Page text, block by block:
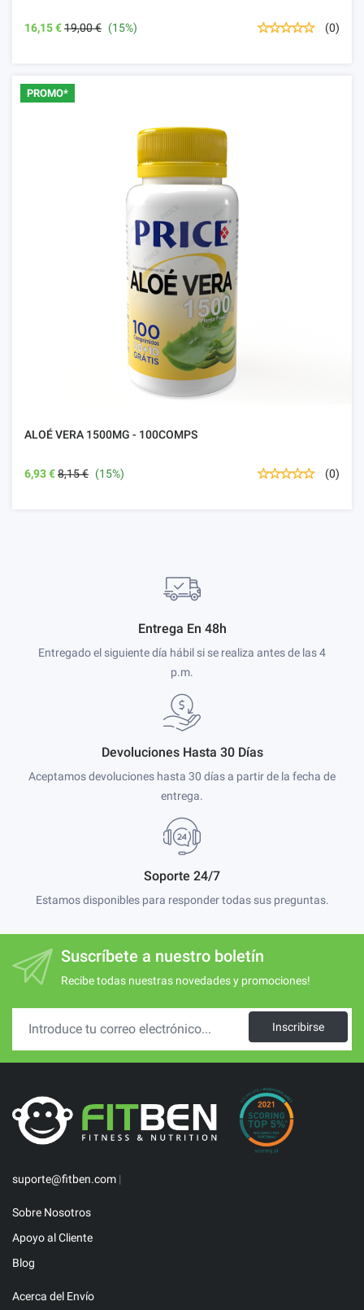
16,15 €19,00 € (15%) (0)
PROMO*
ALOÉ VERA 1500MG - 100COMPS
6,93 €8,15 € (15%) (0)
Entrega En 48h
Entregado el siguiente día hábil si se realiza antes de las 4
p.m.
Devoluciones Hasta 30 Días
Aceptamos devoluciones hasta 30 días a partir de la fecha de
entrega.
Soporte 24/7
Estamos disponibles para responder todas sus preguntas.
Suscríbete a nuestro boletín
Recibe todas nuestras novedades y promociones!
Inscribirse
suporte@fitben.com |
Sobre Nosotros
Apoyo al Cliente
Blog
Acerca del Envío